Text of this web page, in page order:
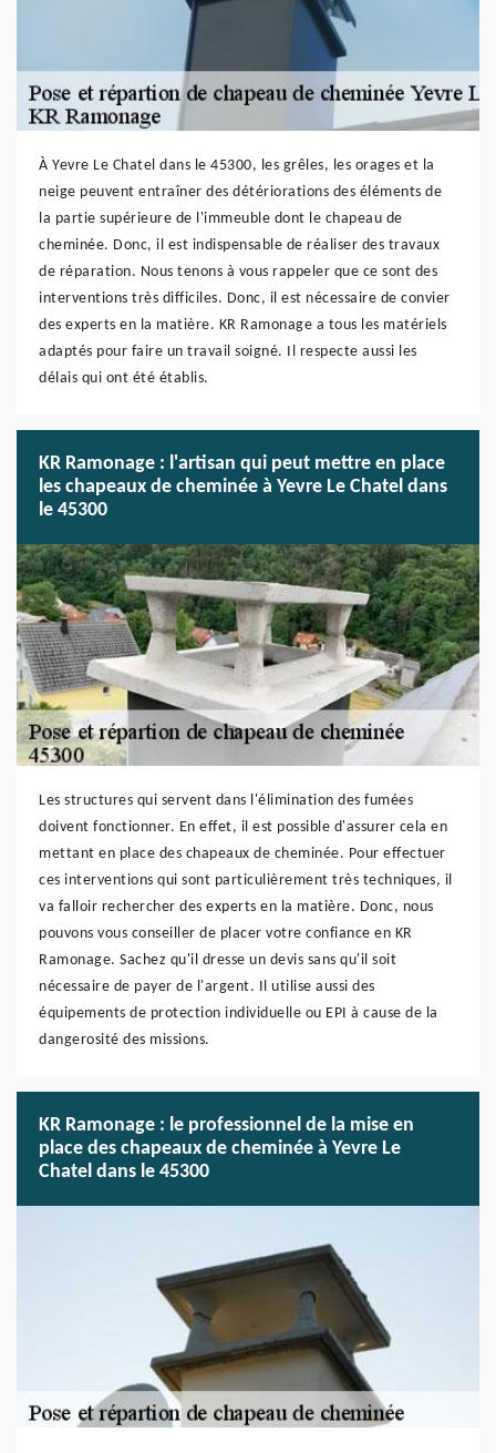
À Yevre Le Chatel dans le 45300, les grêles, les orages et la
neige peuvent entraîner des détériorations des éléments de
la partie supérieure de l'immeuble dont le chapeau de
cheminée. Donc, il est indispensable de réaliser des travaux
de réparation. Nous tenons à vous rappeler que ce sont des
interventions très difficiles. Donc, il est nécessaire de convier
des experts en la matière. KR Ramonage a tous les matériels
adaptés pour faire un travail soigné. Il respecte aussi les
délais qui ont été établis.
KR Ramonage : l'artisan qui peut mettre en place
les chapeaux de cheminée à Yevre Le Chatel dans
le 45300
Les structures qui servent dans l'élimination des fumées
doivent fonctionner. En effet, il est possible d'assurer cela en
mettant en place des chapeaux de cheminée. Pour effectuer
ces interventions qui sont particulièrement très techniques, il
va falloir rechercher des experts en la matière. Donc, nous
pouvons vous conseiller de placer votre confiance en KR
Ramonage. Sachez qu'il dresse un devis sans qu'il soit
nécessaire de payer de l'argent. Il utilise aussi des
équipements de protection individuelle ou EPI à cause de la
dangerosité des missions.
KR Ramonage : le professionnel de la mise en
place des chapeaux de cheminée à Yevre Le
Chatel dans le 45300